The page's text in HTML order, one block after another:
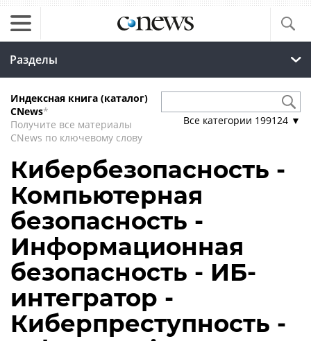
Разделы
Индексная книга (каталог)
CNews*
Получите все материалы
CNews по ключевому слову
Все категории 199124 ▼
Кибербезопасность -
Компьютерная
безопасность -
Информационная
безопасность - ИБ-
интегратор -
Киберпреступность -